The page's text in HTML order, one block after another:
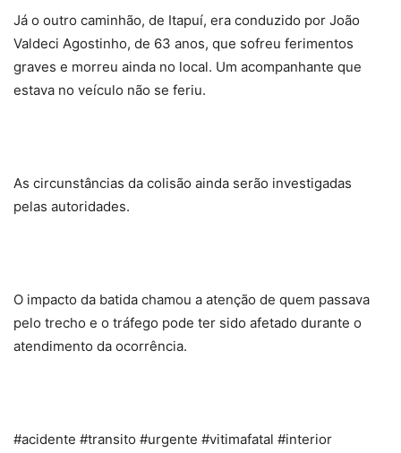
Já o outro caminhão, de Itapuí, era conduzido por João
Valdeci Agostinho, de 63 anos, que sofreu ferimentos
graves e morreu ainda no local. Um acompanhante que
estava no veículo não se feriu.
As circunstâncias da colisão ainda serão investigadas
pelas autoridades.
O impacto da batida chamou a atenção de quem passava
pelo trecho e o tráfego pode ter sido afetado durante o
atendimento da ocorrência.
#acidente #transito #urgente #vitimafatal #interior